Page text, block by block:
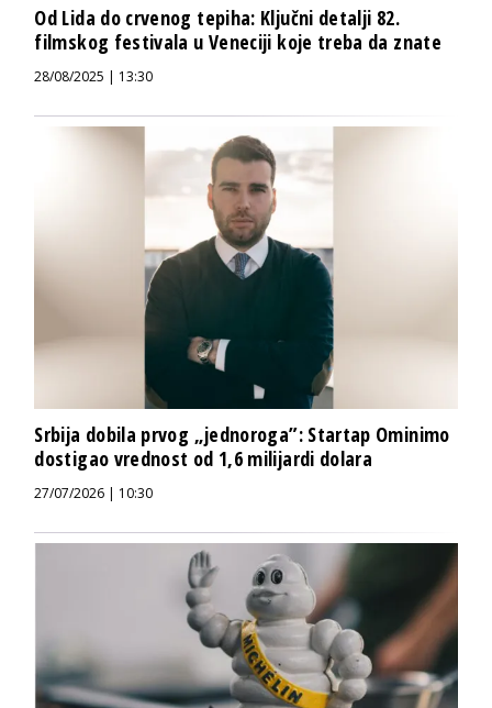
Od Lida do crvenog tepiha: Ključni detalji 82.
filmskog festivala u Veneciji koje treba da znate
28/08/2025 | 13:30
Srbija dobila prvog „jednoroga”: Startap Ominimo
dostigao vrednost od 1,6 milijardi dolara
27/07/2026 | 10:30